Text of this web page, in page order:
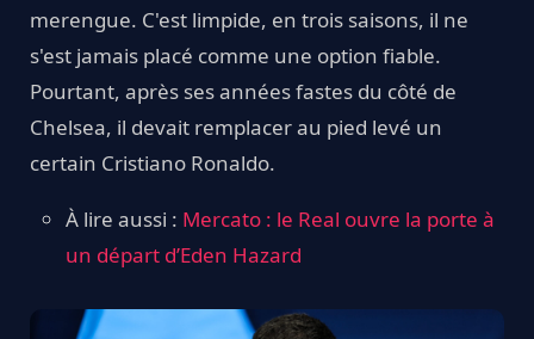
merengue. C'est limpide, en trois saisons, il ne
s'est jamais placé comme une option fiable.
Pourtant, après ses années fastes du côté de
Chelsea, il devait remplacer au pied levé un
certain Cristiano Ronaldo.
À lire aussi : Mercato : le Real ouvre la porte à
un départ d’Eden Hazard